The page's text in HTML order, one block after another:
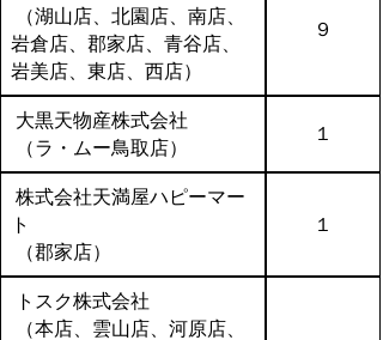
（湖山店、北園店、南店、
岩倉店、郡家店、青谷店、
岩美店、東店、西店）
９
大黒天物産株式会社
（ラ・ムー鳥取店）
１
株式会社天満屋ハピーマー
ト
（郡家店）
１
トスク株式会社
（本店、雲山店、河原店、